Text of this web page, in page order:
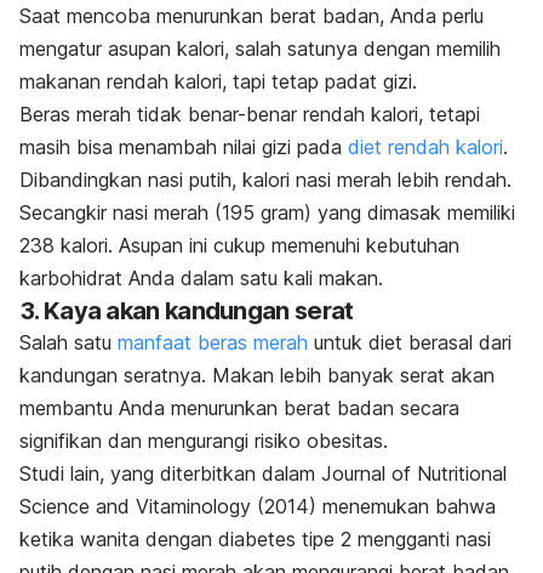
Saat mencoba menurunkan berat badan, Anda perlu
mengatur asupan kalori, salah satunya dengan memilih
makanan rendah kalori, tapi tetap padat gizi.
Beras merah tidak benar-benar rendah kalori, tetapi
masih bisa menambah nilai gizi pada diet rendah kalori.
Dibandingkan nasi putih, kalori nasi merah lebih rendah.
Secangkir nasi merah (195 gram) yang dimasak memiliki
238 kalori. Asupan ini cukup memenuhi kebutuhan
karbohidrat Anda dalam satu kali makan.
3. Kaya akan kandungan serat
Salah satu manfaat beras merah untuk diet berasal dari
kandungan seratnya. Makan lebih banyak serat akan
membantu Anda menurunkan berat badan secara
signifikan dan mengurangi risiko obesitas.
Studi lain, yang diterbitkan dalam Journal of Nutritional
Science and Vitaminology (2014) menemukan bahwa
ketika wanita dengan diabetes tipe 2 mengganti nasi